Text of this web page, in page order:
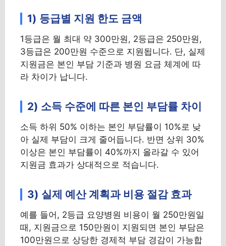
1) 등급별 지원 한도 금액
1등급은 월 최대 약 300만원, 2등급은 250만원,
3등급은 200만원 수준으로 지원됩니다. 단, 실제
지원금은 본인 부담 기준과 병원 요금 체계에 따
라 차이가 납니다.
2) 소득 수준에 따른 본인 부담률 차이
소득 하위 50% 이하는 본인 부담률이 10%로 낮
아 실제 부담이 크게 줄어듭니다. 반면 상위 30%
이상은 본인 부담률이 40%까지 올라갈 수 있어
지원금 효과가 상대적으로 적습니다.
3) 실제 예산 계획과 비용 절감 효과
예를 들어, 2등급 요양병원 비용이 월 250만원일
때, 지원금으로 150만원이 지원되면 본인 부담은
100만원으로 상당한 경제적 부담 경감이 가능합